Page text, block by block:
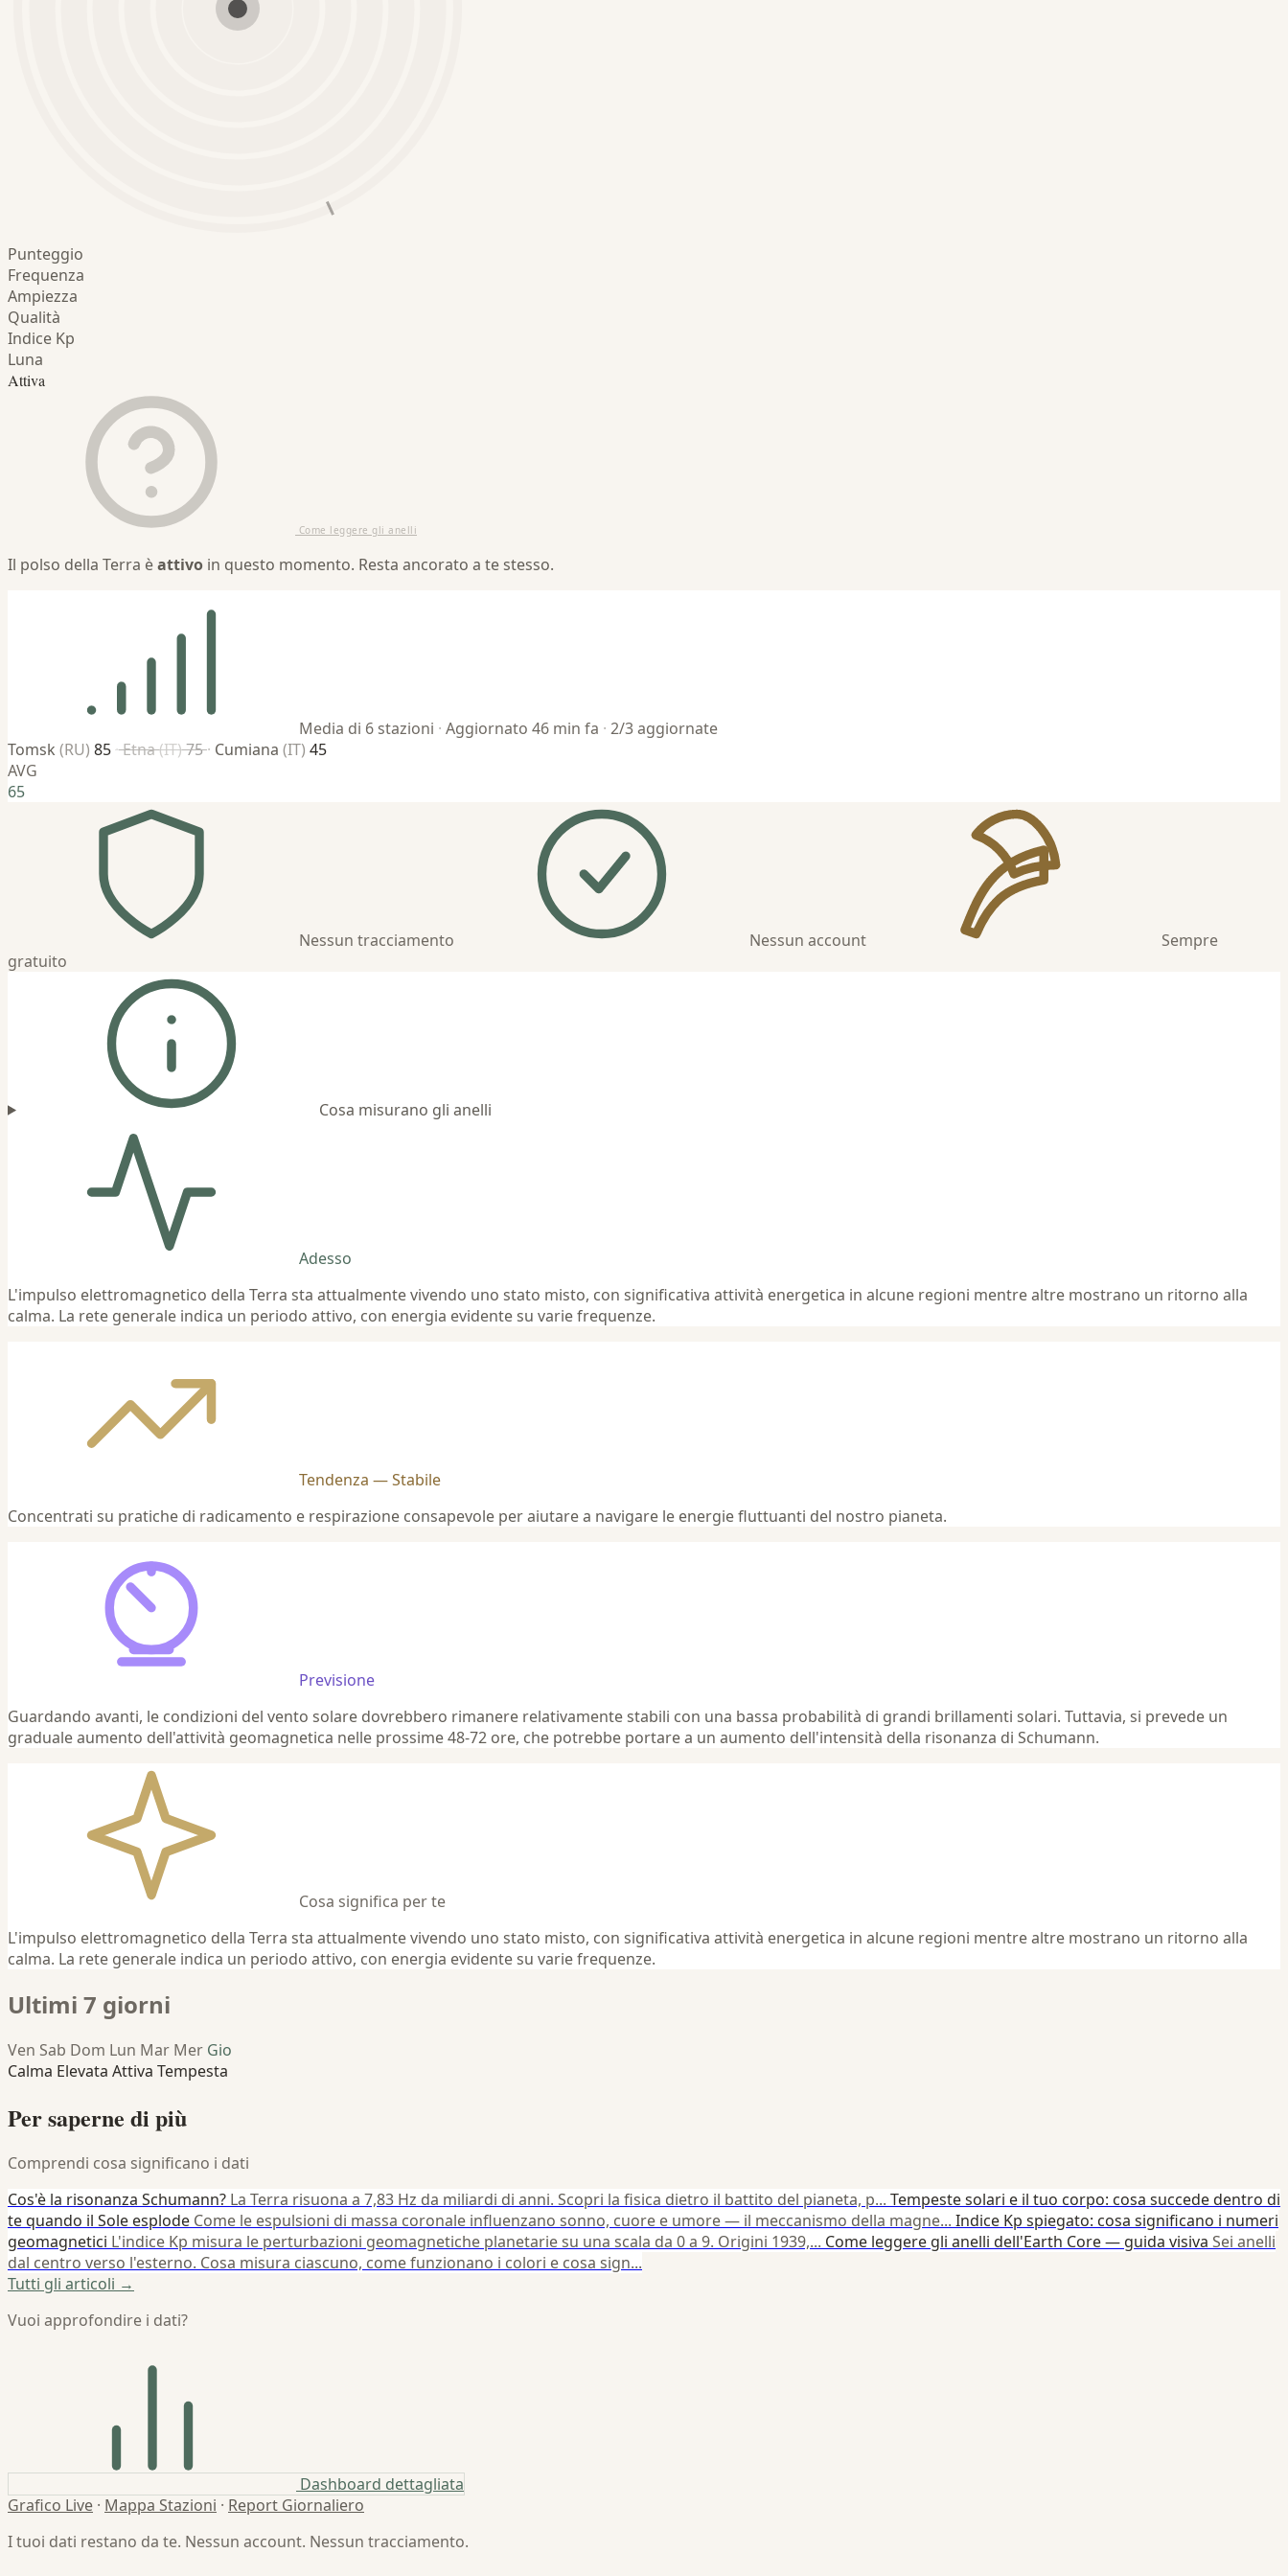
Punteggio
Frequenza
Ampiezza
Qualità
Indice Kp
Luna
Attiva
Come leggere gli anelli
Il polso della Terra èattivo in questo momento. Resta ancorato a te stesso.
Media di 6 stazioni · Aggiornato 46 min fa · 2/3 aggiornate
Tomsk (RU) 85·Etna(IT)75 · Cumiana (IT) 45
AVG
65
Nessun tracciamento Nessun account
Sempre
gratuito
Cosa misurano gli anelli
Adesso
L'impulso elettromagnetico della Terra sta attualmente vivendo uno stato misto, con significativa attività energetica in alcune regioni mentre altre mostrano un ritorno alla
calma. La rete generale indica un periodo attivo, con energia evidente su varie frequenze.
Tendenza — Stabile
Concentrati su pratiche di radicamento e respirazione consapevole per aiutare a navigare le energie fluttuanti del nostro pianeta.
Previsione
Guardando avanti, le condizioni del vento solare dovrebbero rimanere relativamente stabili con una bassa probabilità di grandi brillamenti solari. Tuttavia, si prevede un
graduale aumento dell'attività geomagnetica nelle prossime 48-72 ore, che potrebbe portare a un aumento dell'intensità della risonanza di Schumann.
Cosa significa per te
L'impulso elettromagnetico della Terra sta attualmente vivendo uno stato misto, con significativa attività energetica in alcune regioni mentre altre mostrano un ritorno alla
calma. La rete generale indica un periodo attivo, con energia evidente su varie frequenze.
Ultimi 7 giorni
Ven Sab Dom Lun Mar Mer Gio
Calma Elevata Attiva Tempesta
Per saperne di più
Comprendi cosa significano i dati
Cos'è la risonanza Schumann? La Terra risuona a 7,83 Hz da miliardi di anni. Scopri la fisica dietro il battito del pianeta, p... Tempeste solari e il tuo corpo: cosa succede dentro di
te quando il Sole esplode Come le espulsioni di massa coronale influenzano sonno, cuore e umore — il meccanismo della magne... Indice Kp spiegato: cosa significano i numeri
geomagnetici L'indice Kp misura le perturbazioni geomagnetiche planetarie su una scala da 0 a 9. Origini 1939,... Come leggere gli anelli dell'Earth Core — guida visiva Sei anelli
dal centro verso l'esterno. Cosa misura ciascuno, come funzionano i colori e cosa sign...
Tutti gli articoli →
Vuoi approfondire i dati?
Dashboard dettagliata
Grafico Live · Mappa Stazioni · Report Giornaliero
I tuoi dati restano da te. Nessun account. Nessun tracciamento.